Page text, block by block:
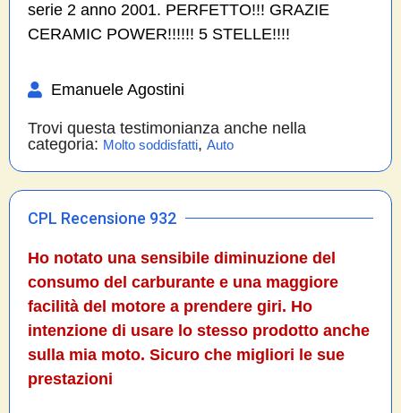
serie 2 anno 2001. PERFETTO!!! GRAZIE
CERAMIC POWER!!!!!! 5 STELLE!!!!
Emanuele Agostini
Trovi questa testimonianza anche nella
categoria: Molto soddisfatti, Auto
CPL Recensione 932
Ho notato una sensibile diminuzione del
consumo del carburante e una maggiore
facilità del motore a prendere giri. Ho
intenzione di usare lo stesso prodotto anche
sulla mia moto. Sicuro che migliori le sue
prestazioni